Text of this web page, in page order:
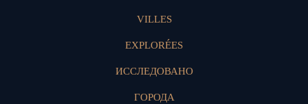
VILLES
EXPLORÉES
ИССЛЕДОВАНО
ГОРОДА